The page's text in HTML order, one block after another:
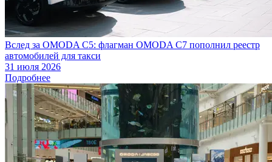
Вслед за OMODA C5: флагман OMODA C7 пополнил реестр
автомобилей для такси
31 июля 2026
Подробнее